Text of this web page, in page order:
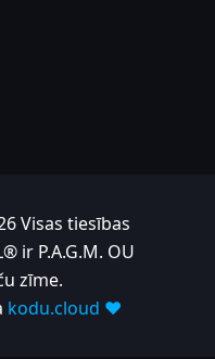
Visas tiesības
ir P.A.G.M. OU
zīme.
kodu.cloud ❤️